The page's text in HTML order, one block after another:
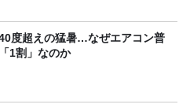
度超えの猛暑…なぜエアコン普
1割」なのか